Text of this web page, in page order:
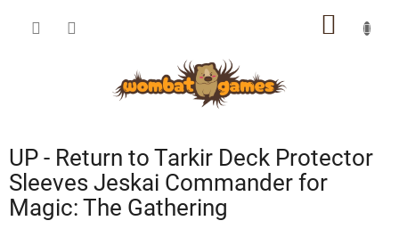
UP - Return to Tarkir Deck Protector
Sleeves Jeskai Commander for
Magic: The Gathering